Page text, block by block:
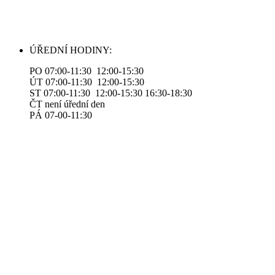
ÚŘEDNÍ HODINY:
PO 07:00-11:30 12:00-15:30
ÚT 07:00-11:30 12:00-15:30
ST 07:00-11:30 12:00-15:30 16:30-18:30
ČT není úřední den
PÁ 07-00-11:30